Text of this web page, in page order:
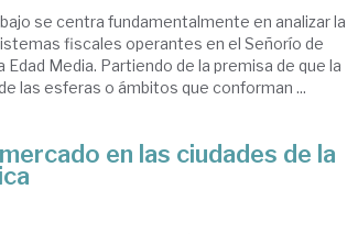
se centra fundamentalmente en analizar la
fiscales operantes en el Señorío de
Edad Media. Partiendo de la premisa de que la
las esferas o ámbitos que conforman ...
en las ciudades de la